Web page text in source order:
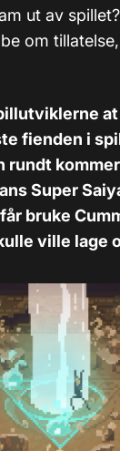
ut av
om
at
fienden i
rundt
Super
bruke
ville lage